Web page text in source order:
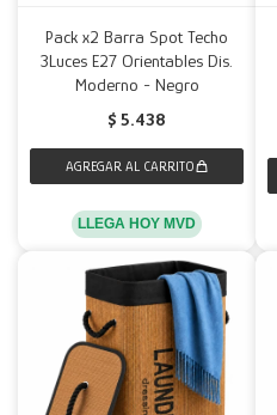
Pack x2 Barra Spot Techo
3Luces E27 Orientables Dis.
Moderno - Negro
$ 5.438
LLEGA HOY MVD